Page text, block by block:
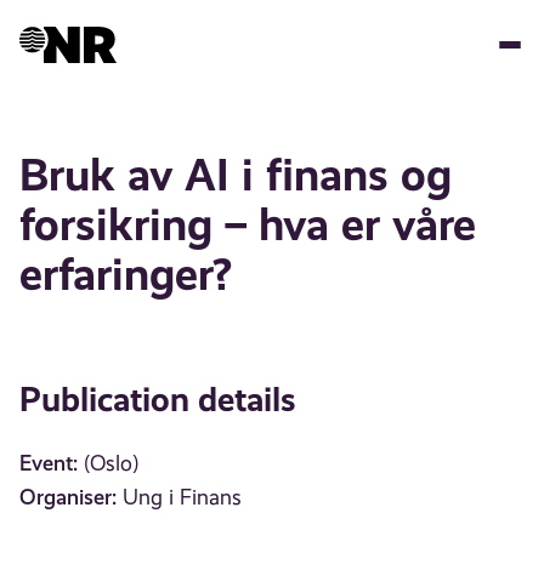
Bruk av AI i finans og
forsikring – hva er våre
erfaringer?
Publication details
Event: (Oslo)
Organiser: Ung i Finans